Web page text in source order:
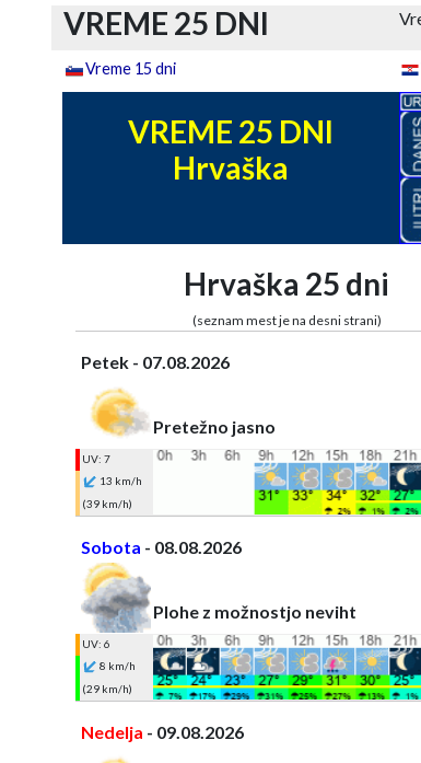
VREME 25 DNI
Vreme 15 dni
VREME 25 DNI
Hrvaška
Hrvaška 25 dni
(seznam mest je na desni strani)
Petek - 07.08.2026
Pretežno jasno
UV: 7
13 km/h
(39 km/h)
Sobota - 08.08.2026
Plohe z možnostjo neviht
UV: 6
8 km/h
(29 km/h)
Nedelja - 09.08.2026